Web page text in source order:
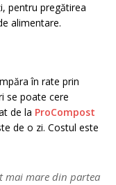
pentru pregătirea
alimentare.
în rate prin
se poate cere
de la ProCompost
de o zi. Costul este
mai mare din partea